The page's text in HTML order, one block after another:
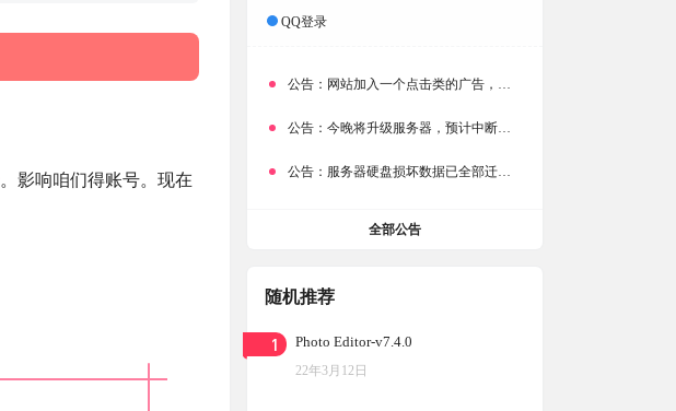
。影响咱们得账号。现在
QQ登录
公告： 网站加入一个点击类的广告，大家点击下载按钮需要注意
公告： 今晚将升级服务器，预计中断时常为1分钟
公告： 服务器硬盘损坏数据已全部迁移备份，网站恢复完成！
全部公告
随机推荐
1 Photo Editor-v7.4.0
22年3月12日